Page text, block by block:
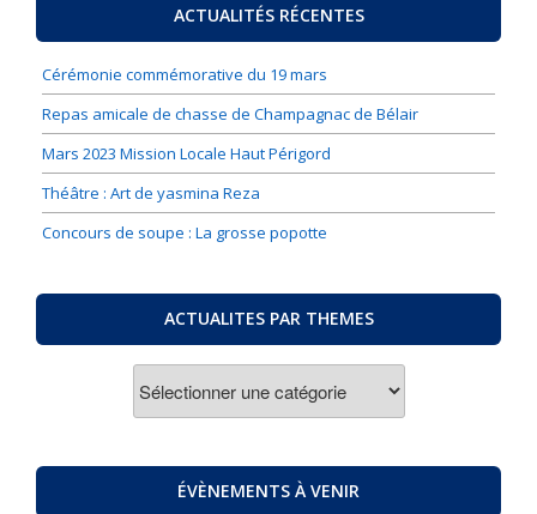
ACTUALITÉS RÉCENTES
Cérémonie commémorative du 19 mars
Repas amicale de chasse de Champagnac de Bélair
Mars 2023 Mission Locale Haut Périgord
Théâtre : Art de yasmina Reza
Concours de soupe : La grosse popotte
ACTUALITES PAR THEMES
ÉVÈNEMENTS À VENIR